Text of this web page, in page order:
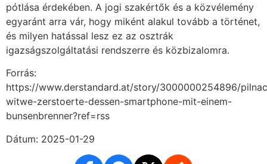
pótlása érdekében. A jogi szakértők és a közvélemény
egyaránt arra vár, hogy miként alakul tovább a történet,
és milyen hatással lesz ez az osztrák
igazságszolgáltatási rendszerre és közbizalomra.
Forrás:
https://www.derstandard.at/story/3000000254896/
witwe-zerstoerte-dessen-smartphone-mit-einem-
bunsenbrenner?ref=rss
Dátum: 2025-01-29